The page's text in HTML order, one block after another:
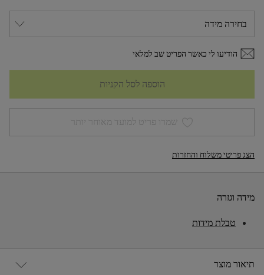
הודיעו לי כאשר הפריט שב למלאי
הוספה לסל הקניות
שמרו פריט למועד מאוחר יותר
הצג פריטי משלוח והחזרות
תיאור מוצר
מידה וגזרה
טבלת מידות